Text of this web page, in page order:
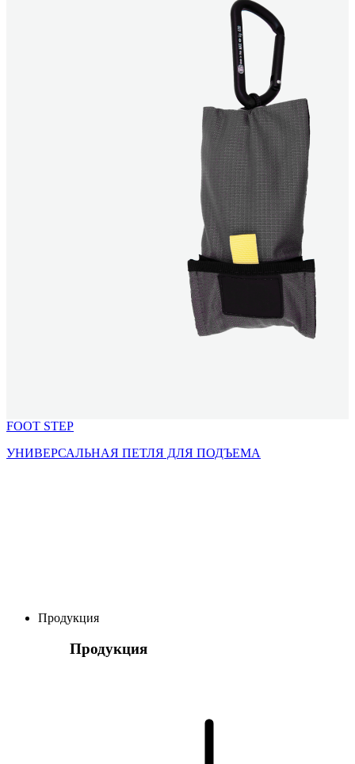
FOOT STEP
УНИВЕРСАЛЬНАЯ ПЕТЛЯ ДЛЯ ПОДЪЕМА
Продукция
Продукция